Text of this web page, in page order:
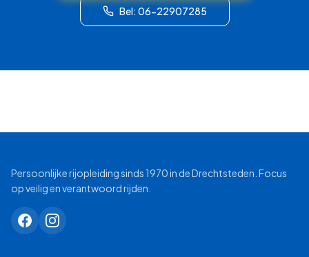
Bel: 06-22907285
Persoonlijke rijopleiding sinds 1970 in de Drechtsteden. Focus
op veilig en verantwoord rijden.